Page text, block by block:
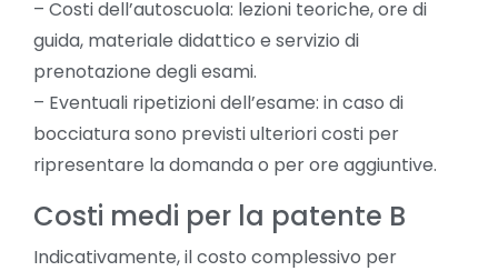
– Costi dell’autoscuola: lezioni teoriche, ore di
guida, materiale didattico e servizio di
prenotazione degli esami.
– Eventuali ripetizioni dell’esame: in caso di
bocciatura sono previsti ulteriori costi per
ripresentare la domanda o per ore aggiuntive.
Costi medi per la patente B
Indicativamente, il costo complessivo per